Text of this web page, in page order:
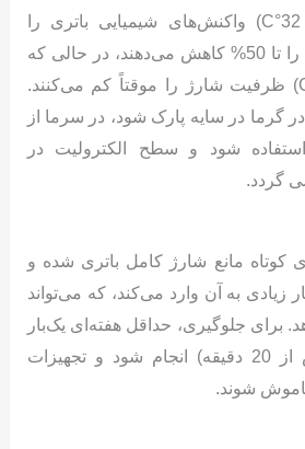
دماهای بالا (بیش از 32°C) واکنش‌های شیمیایی باتری را
تسریع کرده و عمر آن را تا 50% کاهش می‌دهند، در حالی که
دماهای پایین (زیر 0°C) ظرفیت شارژ را موقتاً کم می‌کنند.
گرما در سایه پارک شود، در سرما از
شود و سطح الکترولیت در
گردد.
کوتاه مانع شارژ کامل باتری شده و
زیادی به آن وارد می‌کند، که می‌تواند
برای جلوگیری، حداقل هفته‌ای یک‌بار
رانندگی طولانی (بیش از 20 دقیقه) انجام شود و تجهیزات
شوند.